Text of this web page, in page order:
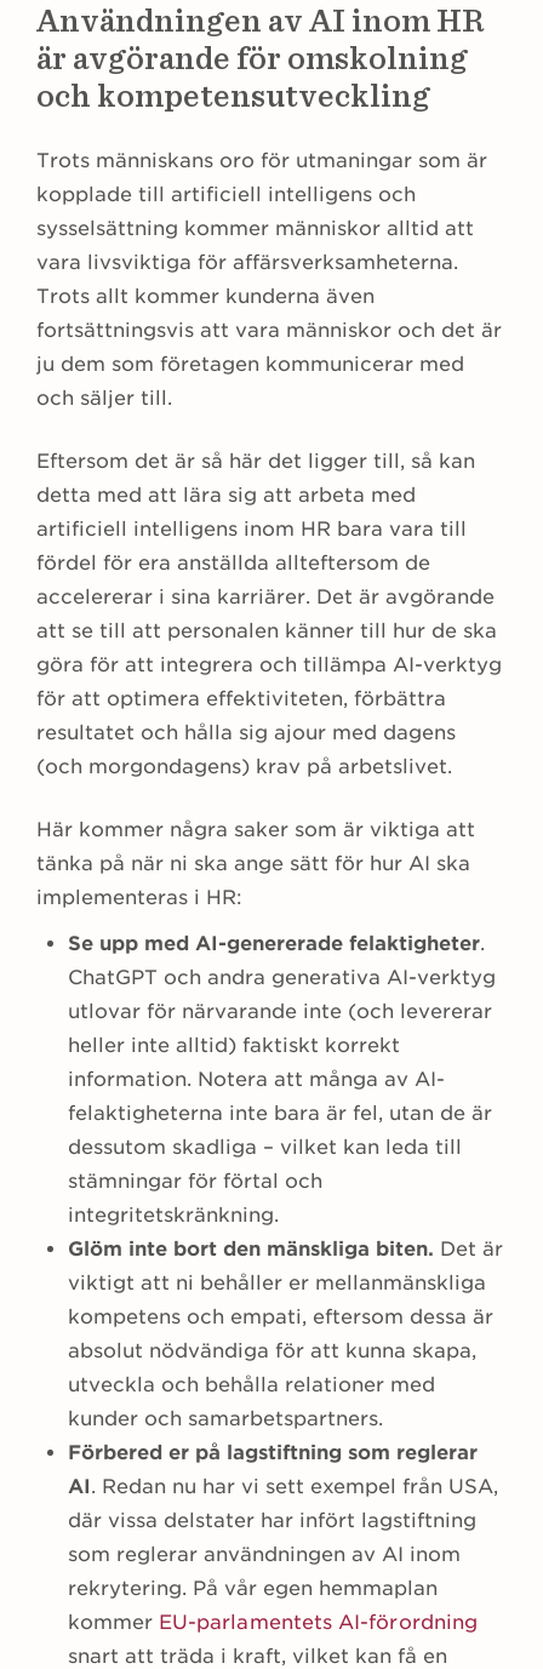
Användningen av AI inom HR
är avgörande för omskolning
och kompetensutveckling
Trots människans oro för utmaningar som är
kopplade till artificiell intelligens och
sysselsättning kommer människor alltid att
vara livsviktiga för affärsverksamheterna.
Trots allt kommer kunderna även
fortsättningsvis att vara människor och det är
ju dem som företagen kommunicerar med
och säljer till.
Eftersom det är så här det ligger till, så kan
detta med att lära sig att arbeta med
artificiell intelligens inom HR bara vara till
fördel för era anställda allteftersom de
accelererar i sina karriärer. Det är avgörande
att se till att personalen känner till hur de ska
göra för att integrera och tillämpa AI-verktyg
för att optimera effektiviteten, förbättra
resultatet och hålla sig ajour med dagens
(och morgondagens) krav på arbetslivet.
Här kommer några saker som är viktiga att
tänka på när ni ska ange sätt för hur AI ska
implementeras i HR:
Se upp med AI-genererade felaktigheter.
ChatGPT och andra generativa AI-verktyg
utlovar för närvarande inte (och levererar
heller inte alltid) faktiskt korrekt
information. Notera att många av AI-
felaktigheterna inte bara är fel, utan de är
dessutom skadliga – vilket kan leda till
stämningar för förtal och
integritetskränkning.
Glöm inte bort den mänskliga biten. Det är
viktigt att ni behåller er mellanmänskliga
kompetens och empati, eftersom dessa är
absolut nödvändiga för att kunna skapa,
utveckla och behålla relationer med
kunder och samarbetspartners.
Förbered er på lagstiftning som reglerar
AI. Redan nu har vi sett exempel från USA,
där vissa delstater har infört lagstiftning
som reglerar användningen av AI inom
rekrytering. På vår egen hemmaplan
kommer EU-parlamentets AI-förordning
snart att träda i kraft, vilket kan få en